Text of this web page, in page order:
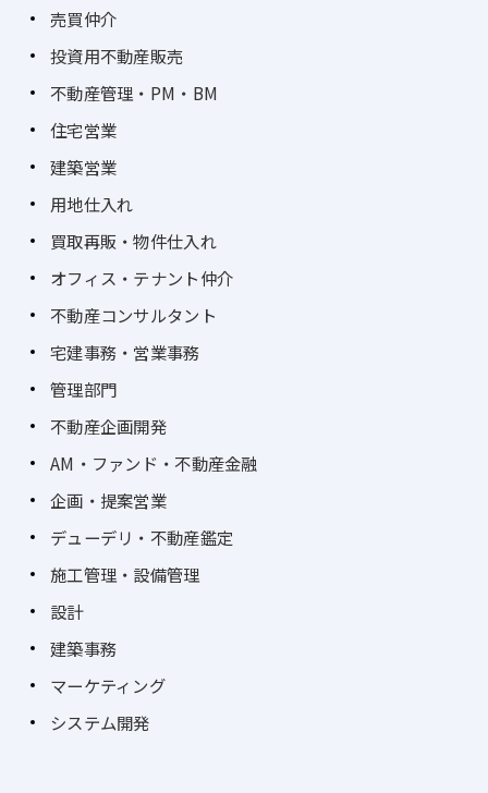
売買仲介
投資用不動産販売
不動産管理・PM・BM
住宅営業
建築営業
用地仕入れ
買取再販・物件仕入れ
オフィス・テナント仲介
不動産コンサルタント
宅建事務・営業事務
管理部門
不動産企画開発
AM・ファンド・不動産金融
企画・提案営業
デューデリ・不動産鑑定
施工管理・設備管理
設計
建築事務
マーケティング
システム開発